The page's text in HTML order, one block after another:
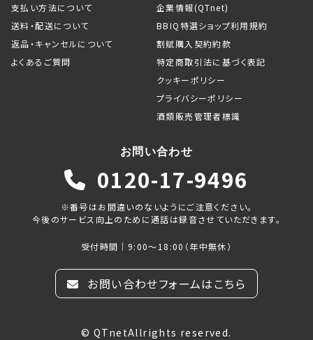
支払い方法について
送料・配送について
返品・キャンセルについて
よくあるご質問
企業情報(QTnet)
BBIQ特選ショップ利用規約
割賦購入契約約款
特定商取引法に基づく表記
クッキーポリシー
プライバシーポリシー
酒類販売管理者標識
お問い合わせ
0120-17-9496
※番号はお間違いのないようにご注意ください。
今後のサービス向上のために通話は録音させていただきます。
受付時間｜9:00～18:00（年中無休）
お問い合わせフォームはこちら
© QTnetAllrights reserved.